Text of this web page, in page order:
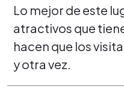
Lo mejor de este
atractivos que
hacen que los
y otra vez.